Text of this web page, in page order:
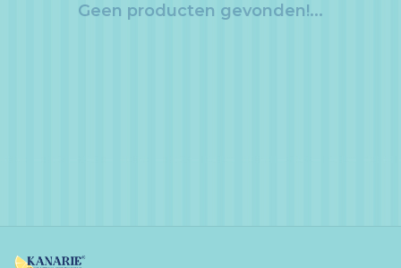
Geen producten gevonden!...